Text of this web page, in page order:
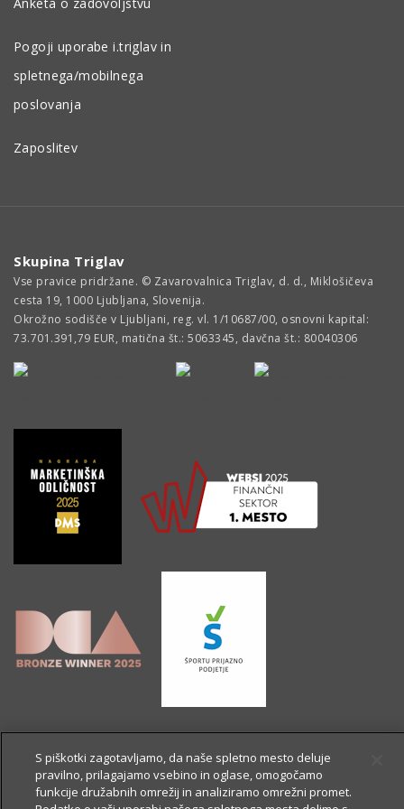
Pogoji uporabe i.triglav in
spletnega/mobilnega
poslovanja
Zaposlitev
Skupina Triglav
Vse pravice pridržane. © Zavarovalnica Triglav, d. d., Miklošičeva
cesta 19, 1000 Ljubljana, Slovenija.
Okrožno sodišče v Ljubljani, reg. vl. 1/10687/00, osnovni kapital:
73.701.391,79 EUR, matična št.: 5063345, davčna št.: 80040306
S piškotki zagotavljamo, da naše spletno mesto deluje
pravilno, prilagajamo vsebino in oglase, omogočamo
funkcije družabnih omrežij in analiziramo omrežni promet.